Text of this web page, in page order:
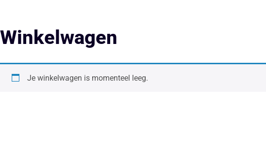
Winkelwagen
Je winkelwagen is momenteel leeg.